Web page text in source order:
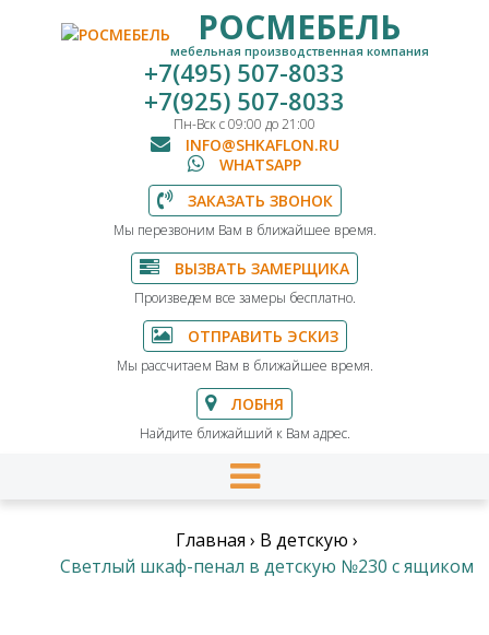
РОСМЕБЕЛЬ
мебельная производственная компания
+7(495) 507-8033
+7(925) 507-8033
Пн-Вск с 09:00 до 21:00
INFO@SHKAFLON.RU
WHATSAPP
ЗАКАЗАТЬ ЗВОНОК
Мы перезвоним Вам в ближайшее время.
ВЫЗВАТЬ ЗАМЕРЩИКА
Произведем все замеры бесплатно.
ОТПРАВИТЬ ЭСКИЗ
Мы рассчитаем Вам в ближайшее время.
ЛОБНЯ
Найдите ближайший к Вам адрес.
Главная › В детскую ›
Светлый шкаф-пенал в детскую №230 с ящиком